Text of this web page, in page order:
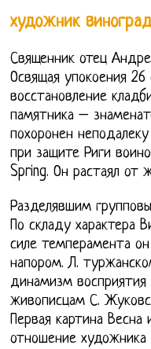
художник
Священник отец
Освящая упокоения
восстановление
памятника –
похоронен
при защите Риги
Spring. Он растаял от
Разделявшим
По складу характера
силе темперамента
напором. Л.
динамизм
живописцам С.
Первая картина
отношение